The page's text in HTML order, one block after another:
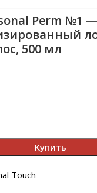
Perm №1
500 мл
Купить
Touch